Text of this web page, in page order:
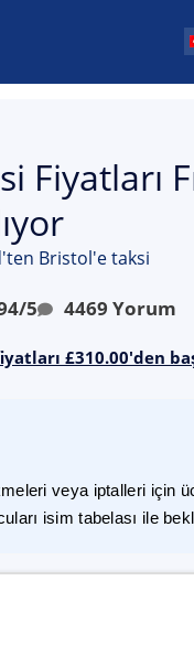
Fiyatları
Bristol'e taksi
/5 4469 Yorum
£310.00'den
veya iptalleri için
isim tabelası ile